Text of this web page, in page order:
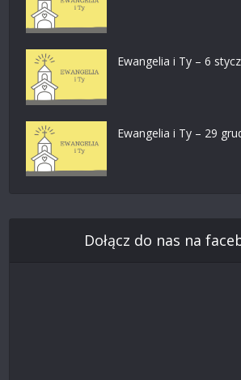
Ewangelia i Ty – 6
Ewangelia i Ty – 29
Dołącz do nas na